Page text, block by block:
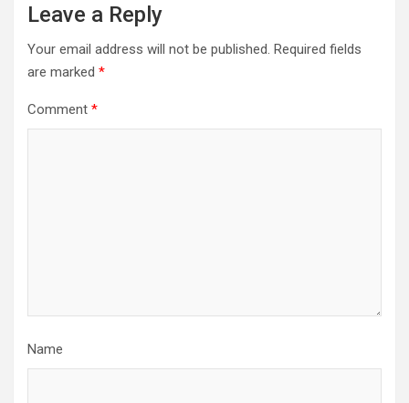
Leave a Reply
Your email address will not be published. Required fields
are marked *
Comment *
Name